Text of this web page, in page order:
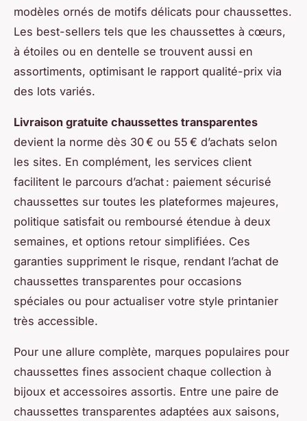
modèles ornés de motifs délicats pour chaussettes.
Les best-sellers tels que les chaussettes à cœurs,
à étoiles ou en dentelle se trouvent aussi en
assortiments, optimisant le rapport qualité-prix via
des lots variés.
Livraison gratuite chaussettes transparentes
devient la norme dès 30 € ou 55 € d’achats selon
les sites. En complément, les services client
facilitent le parcours d’achat : paiement sécurisé
chaussettes sur toutes les plateformes majeures,
politique satisfait ou remboursé étendue à deux
semaines, et options retour simplifiées. Ces
garanties suppriment le risque, rendant l’achat de
chaussettes transparentes pour occasions
spéciales ou pour actualiser votre style printanier
très accessible.
Pour une allure complète, marques populaires pour
chaussettes fines associent chaque collection à
bijoux et accessoires assortis. Entre une paire de
chaussettes transparentes adaptées aux saisons,